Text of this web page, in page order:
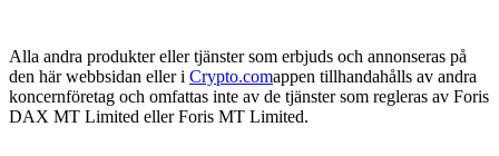
Alla andra produkter eller tjänster som erbjuds och annonseras på
den här webbsidan eller i Crypto.comappen tillhandahålls av andra
koncernföretag och omfattas inte av de tjänster som regleras av Foris
DAX MT Limited eller Foris MT Limited.